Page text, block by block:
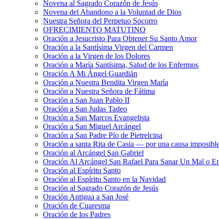
Novena al Sagrado Corazón de Jesús
Novena del Abandono a la Voluntad de Dios
Nuestra Señora del Perpetuo Socorro
OFRECIMIENTO MATUTINO
Oración a Jesucristo Para Obtener Su Santo Amor
Oración a la Santísima Virgen del Carmen
Oración a la Virgen de los Dolores
Oración a María Santísima, Salud de los Enfermos
Oración A Mi Ángel Guardián
Oración a Nuestra Bendita Virgen María
Oración a Nuestra Señora de Fátima
Oración a San Juan Pablo II
Oración a San Judas Tadeo
Oración a San Marcos Evangelista
Oración a San Miguel Arcángel
Oración a San Padre Pío de Pietrelcina
Oración a santa Rita de Casia — por una causa
Oración al Arcángel San Gabriel
Oración Al Arcángel San Rafael Para Sanar Un Mal o
Oración al Espíritu Santo
Oración al Espíritu Santo en la Navidad
Oración al Sagrado Corazón de Jesús
Oración Antigua a San José
Oración de Cuaresma
Oración de los Padres